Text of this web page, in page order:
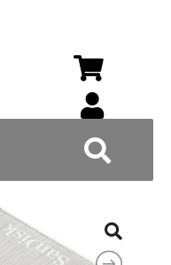
Wyszukiwarka